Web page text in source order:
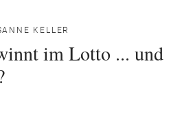
KELLER
im Lotto ... und